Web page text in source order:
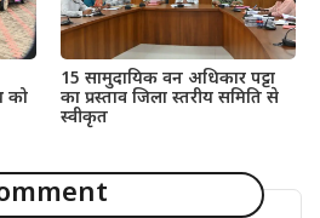
को
15 सामुदायिक वन अधिकार पट्टा
का प्रस्ताव जिला स्तरीय समिति से
स्वीकृत